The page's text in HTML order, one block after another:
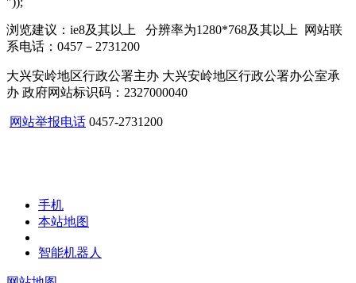
浏览建议：ie8及其以上 分辨率为1280*768及其以上 网站联
系电话：0457－2731200
大兴安岭地区行政公署主办 大兴安岭地区行政公署办公室承
办 政府网站标识码：2327000040
网站举报电话 0457-2731200
手机
本站地图
智能机器人